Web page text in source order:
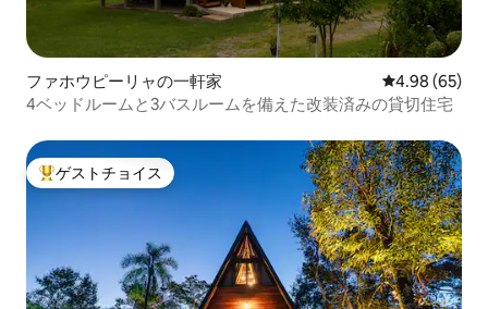
ファホウピーリャの一軒家 レビュー65
4.98 (65)
4ベッドルームと3バスルームを備えた改装済みの貸切住宅
大好評のゲストチョイスです。
ゲストチョイス